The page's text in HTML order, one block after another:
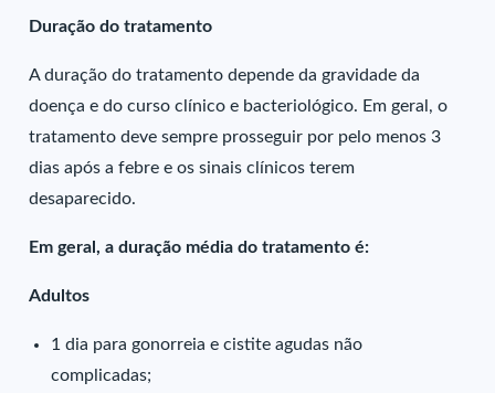
Duração do tratamento
A duração do tratamento depende da gravidade da
doença e do curso clínico e bacteriológico. Em geral, o
tratamento deve sempre prosseguir por pelo menos 3
dias após a febre e os sinais clínicos terem
desaparecido.
Em geral, a duração média do tratamento é:
Adultos
1 dia para gonorreia e cistite agudas não
complicadas;